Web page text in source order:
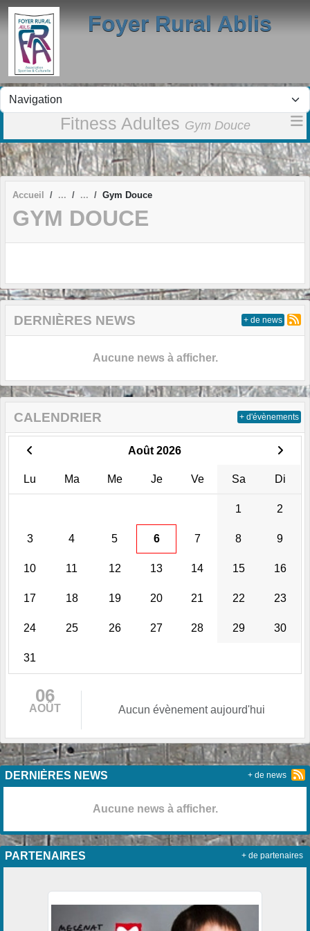
Foyer Rural Ablis
Fitness Adultes Gym Douce
Accueil Gym Douce
GYM DOUCE
DERNIÈRES NEWS
Aucune news à afficher.
+ de news
CALENDRIER
Août 2026
Lu Ma Me Je Ve Sa Di
1 2
3 4 5 6 7 8 9
10 11 12 13 14 15 16
17 18 19 20 21 22 23
24 25 26 27 28 29 30
31
06
AOÛT Aucun évènement aujourd'hui
+ d'évènements
DERNIÈRES NEWS
Aucune news à afficher.
+ de news
PARTENAIRES + de partenaires
Panneau de gestion des cookies